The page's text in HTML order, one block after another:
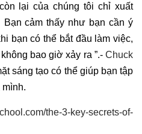
lại của chúng tôi chỉ xuất
cảm thấy như bạn cần ý
bạn có thể bắt đầu làm việc,
bao giờ xảy ra ”.- Chuck
sáng tạo có thể giúp bạn tập
mình.
the-3-key-secrets-of-